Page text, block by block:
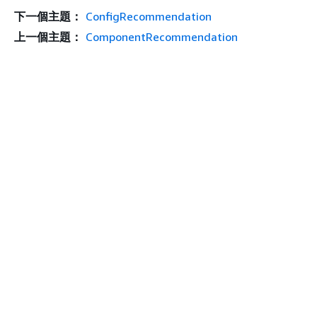
下一個主題： ConfigRecommendation
上一個主題： ComponentRecommendation